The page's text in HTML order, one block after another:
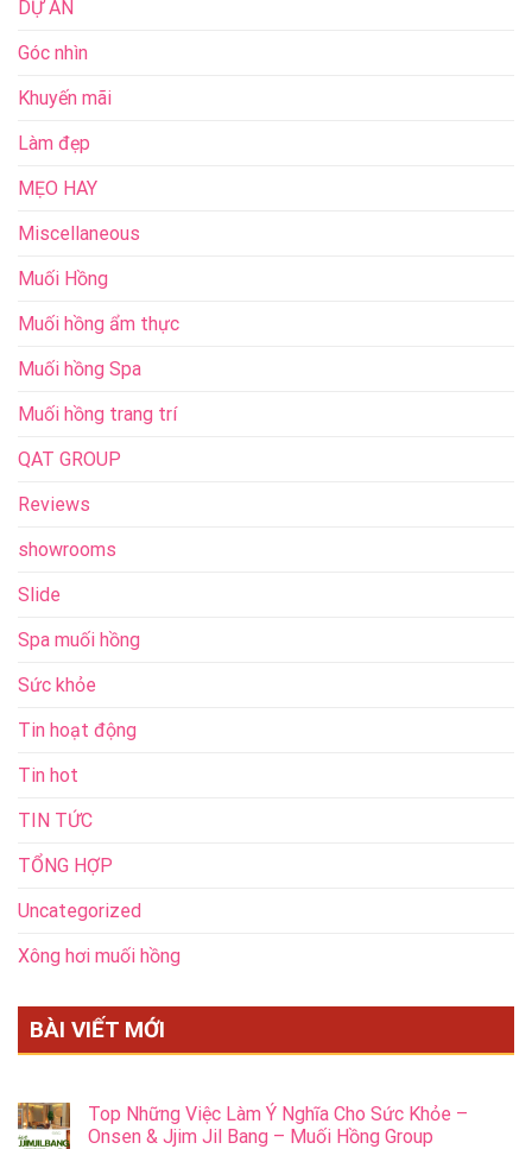
DỰ ÁN
Góc nhìn
Khuyến mãi
Làm đẹp
MẸO HAY
Miscellaneous
Muối Hồng
Muối hồng ẩm thực
Muối hồng Spa
Muối hồng trang trí
QAT GROUP
Reviews
showrooms
Slide
Spa muối hồng
Sức khỏe
Tin hoạt động
Tin hot
TIN TỨC
TỔNG HỢP
Uncategorized
Xông hơi muối hồng
BÀI VIẾT MỚI
Top Những Việc Làm Ý Nghĩa Cho Sức Khỏe –
Onsen & Jjim Jil Bang – Muối Hồng Group